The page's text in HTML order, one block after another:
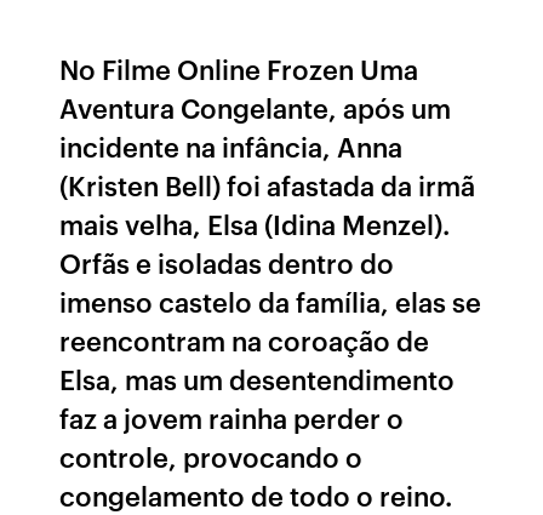
No Filme Online Frozen Uma
Aventura Congelante, após um
incidente na infância, Anna
(Kristen Bell) foi afastada da irmã
mais velha, Elsa (Idina Menzel).
Orfãs e isoladas dentro do
imenso castelo da família, elas se
reencontram na coroação de
Elsa, mas um desentendimento
faz a jovem rainha perder o
controle, provocando o
congelamento de todo o reino.